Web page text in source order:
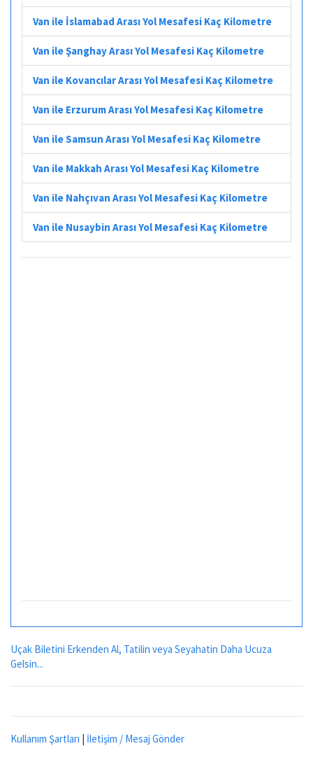
Van ile İslamabad Arası Yol Mesafesi Kaç Kilometre
Van ile Şanghay Arası Yol Mesafesi Kaç Kilometre
Van ile Kovancılar Arası Yol Mesafesi Kaç Kilometre
Van ile Erzurum Arası Yol Mesafesi Kaç Kilometre
Van ile Samsun Arası Yol Mesafesi Kaç Kilometre
Van ile Makkah Arası Yol Mesafesi Kaç Kilometre
Van ile Nahçıvan Arası Yol Mesafesi Kaç Kilometre
Van ile Nusaybin Arası Yol Mesafesi Kaç Kilometre
Uçak Biletini Erkenden Al, Tatilin veya Seyahatin Daha Ucuza
Gelsin...
Kullanım Şartları | İletişim / Mesaj Gönder